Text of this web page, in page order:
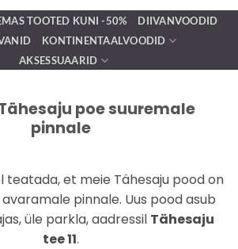
TOOTED KUNI -50%
DIIVANVOODID
KONTINENTAALVOODID
AKSESSUAARID
poe suuremale
pinnale
teatada, et meie Tähesaju pood on
pinnale. Uus pood asub
üle parkla, aadressil Tähesaju
tee 11.